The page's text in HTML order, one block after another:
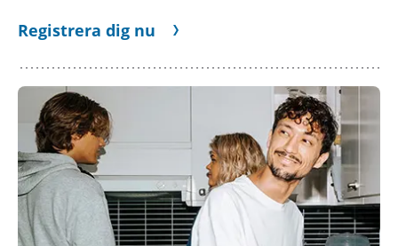
Registrera dig nu